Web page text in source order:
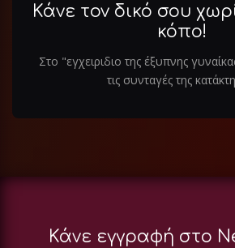
Κάνε τον δικό σου
κόπο!
Στο "εγχειριδιο της έξυπνης
τις συνταγές της
Κάνε εγγραφή στο